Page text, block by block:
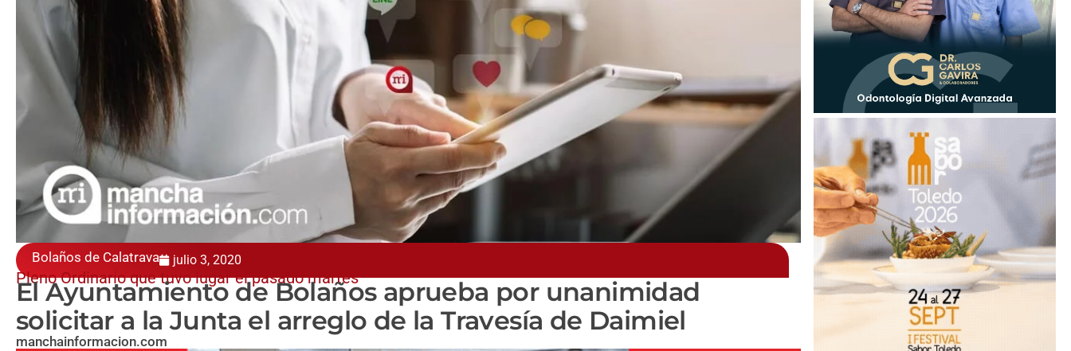
Bolaños de Calatrava julio 3, 2020
Pleno Ordinario que tuvo lugar el pasado martes
El Ayuntamiento de Bolaños aprueba por unanimidad
solicitar a la Junta el arreglo de la Travesía de Daimiel
manchainformacion.com